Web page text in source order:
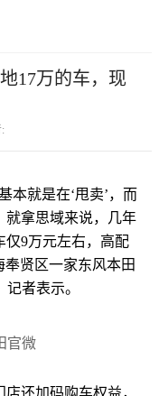
17万的车，现
就是在‘甩卖’，而
就拿思域来说，几年
仅9万元左右，高配
奉贤区一家东风本田
者表示。
官微
还加码购车权益，